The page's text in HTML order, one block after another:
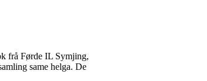
frå Førde IL Symjing,
same helga. De